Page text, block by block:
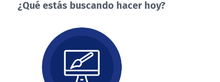
¿Qué estás buscando hacer hoy?
buscando
hacer